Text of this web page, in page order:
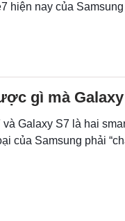
hiện nay của
gì mà
Galaxy S7 là hai
của Samsung phải